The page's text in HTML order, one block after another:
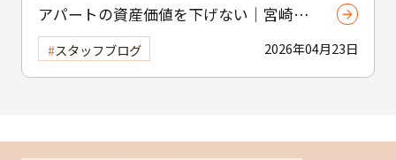
アパートの資産価値を下げない｜宮崎市
の賃貸物件塗装のポイント
2026年04月23日
スタッフブログ